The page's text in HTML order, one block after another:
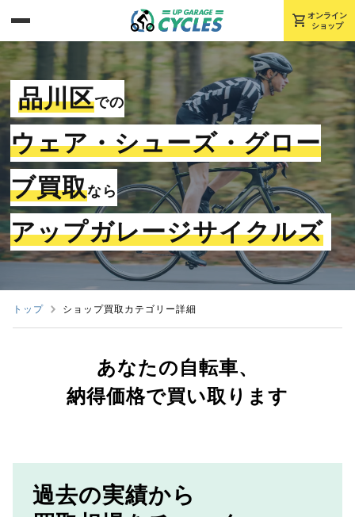
shopping_cart オンライン
ショップ
品川区での
ウェア・シューズ・グロー
ブ買取なら
アップガレージサイクルズ
トップ ショップ買取カテゴリー詳細
あなたの自転車、
納得価格で買い取ります
過去の実績から